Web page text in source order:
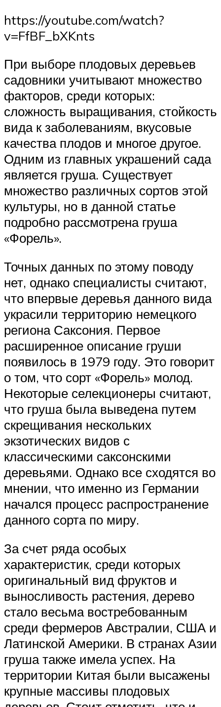
https://youtube.com/watch?
v=FfBF_bXKnts
При выборе плодовых деревьев
садовники учитывают множество
факторов, среди которых:
сложность выращивания, стойкость
вида к заболеваниям, вкусовые
качества плодов и многое другое.
Одним из главных украшений сада
является груша. Существует
множество различных сортов этой
культуры, но в данной статье
подробно рассмотрена груша
«Форель».
Точных данных по этому поводу
нет, однако специалисты считают,
что впервые деревья данного вида
украсили территорию немецкого
региона Саксония. Первое
расширенное описание груши
появилось в 1979 году. Это говорит
о том, что сорт «Форель» молод.
Некоторые селекционеры считают,
что груша была выведена путем
скрещивания нескольких
экзотических видов с
классическими саксонскими
деревьями. Однако все сходятся во
мнении, что именно из Германии
начался процесс распространение
данного сорта по миру.
За счет ряда особых
характеристик, среди которых
оригинальный вид фруктов и
выносливость растения, дерево
стало весьма востребованным
среди фермеров Австралии, США и
Латинской Америки. В странах Азии
груша также имела успех. На
территории Китая были высажены
крупные массивы плодовых